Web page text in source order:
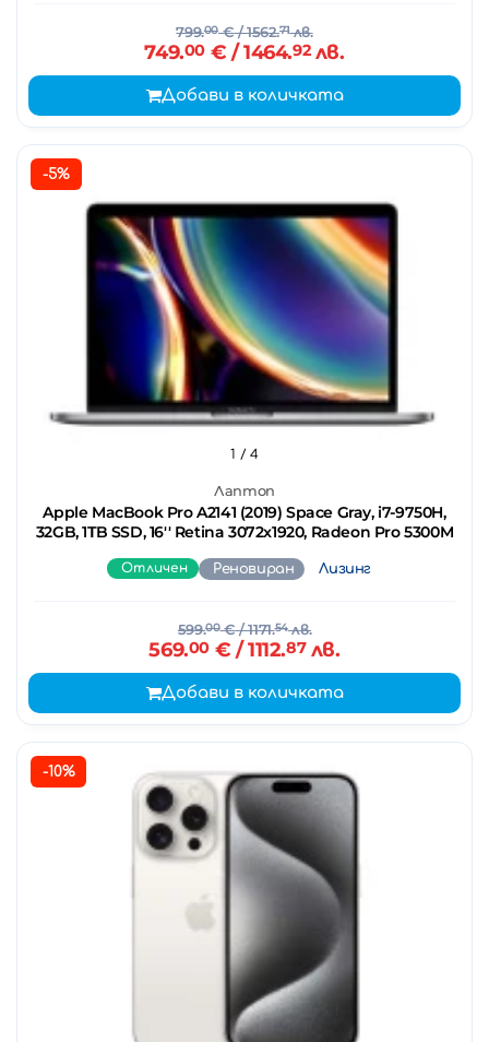
799.00€/ 1562.71лв.
749.00€ / 1464.92лв.
Добави в количката
-5%
Лаптоп
Apple MacBook Pro A2141 (2019) Space Gray, i7-9750H,
32GB, 1TB SSD, 16'' Retina 3072x1920, Radeon Pro 5300M
1 / 4
Отличен Реновиран Лизинг
599.00€/ 1171.54лв.
569.00€ / 1112.87лв.
Добави в количката
-10%